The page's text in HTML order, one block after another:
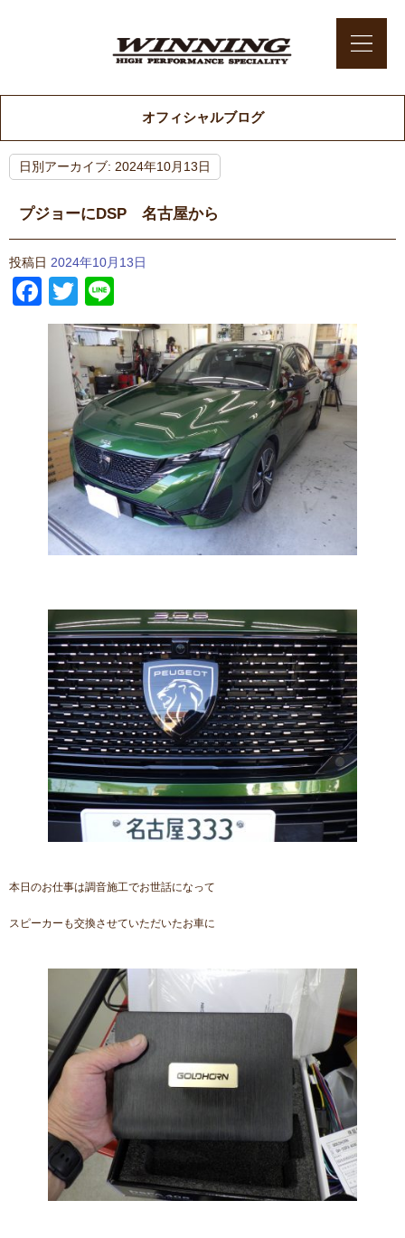
オフィシャルブログ
日別アーカイブ: 2024年10月13日
プジョーにDSP 名古屋から
投稿日 2024年10月13日
Facebook
Twitter
本日のお仕事は調音施工でお世話になって
スピーカーも交換させていただいたお車に